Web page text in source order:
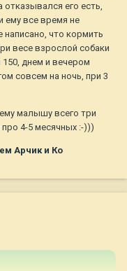
его есть,
ему все время не
написано, что кормить
весе взрослой собаки
150, днем и вечером
совсем на ночь, при 3
малышу всего три
4-5 месячных :-)))
Арчик и Ко